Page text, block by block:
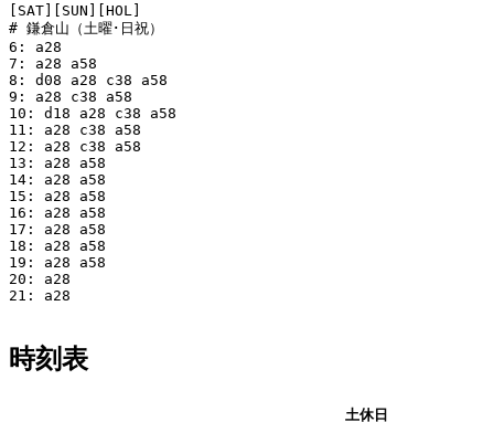
[SAT][SUN][HOL]
# 鎌倉山（土曜･日祝）
6: a28
7: a28 a58
8: d08 a28 c38 a58
9: a28 c38 a58
10: d18 a28 c38 a58
11: a28 c38 a58
12: a28 c38 a58
13: a28 a58
14: a28 a58
15: a28 a58
16: a28 a58
17: a28 a58
18: a28 a58
19: a28 a58
20: a28
21: a28
時刻表
土休日